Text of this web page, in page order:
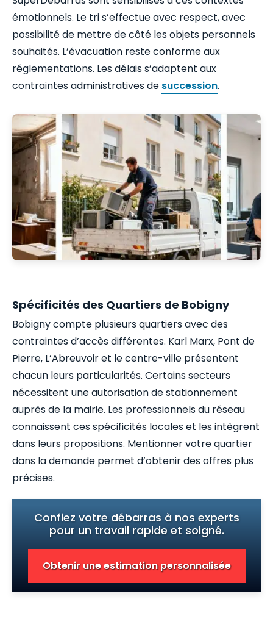
émotionnels. Le tri s’effectue avec respect, avec
possibilité de mettre de côté les objets personnels
souhaités. L’évacuation reste conforme aux
réglementations. Les délais s’adaptent aux
contraintes administratives de succession.
Spécificités des Quartiers de Bobigny
Bobigny compte plusieurs quartiers avec des
contraintes d’accès différentes. Karl Marx, Pont de
Pierre, L’Abreuvoir et le centre-ville présentent
chacun leurs particularités. Certains secteurs
nécessitent une autorisation de stationnement
auprès de la mairie. Les professionnels du réseau
connaissent ces spécificités locales et les intègrent
dans leurs propositions. Mentionner votre quartier
dans la demande permet d’obtenir des offres plus
précises.
Confiez votre débarras à nos experts
pour un travail rapide et soigné.
Obtenir une estimation personnalisée